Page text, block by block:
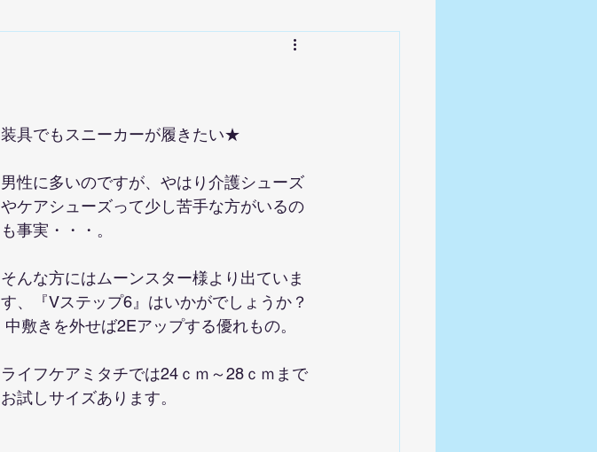
装具でもスニーカーが履きたい★
男性に多いのですが、やはり介護シューズ
やケアシューズって少し苦手な方がいるの
も事実・・・。
そんな方にはムーンスター様より出ていま
す、『Vステップ6』はいかがでしょうか？
中敷きを外せば2Eアップする優れもの。
ライフケアミタチでは24ｃｍ～28ｃｍまで
お試しサイズあります。